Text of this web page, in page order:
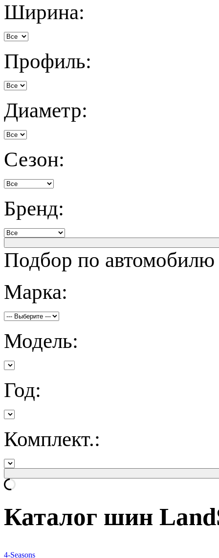
Ширина:
Профиль:
Диаметр:
Сезон:
Бренд:
Подбор по автомобилю
Марка:
Модель:
Год:
Комплект.:
Каталог шин
4-Seasons